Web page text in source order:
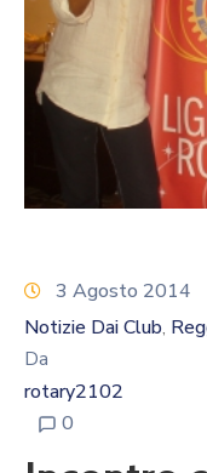
Progetti
Notizie
Documenti
3 Agosto 2014
Notizie Dai Club‚
Da
rotary2102
0